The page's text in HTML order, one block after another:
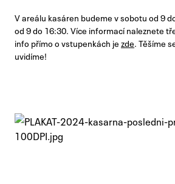
V areálu kasáren budeme v sobotu od 9
od 9 do 16:30. Více informací naleznete
info přímo o vstupenkách je zde. Těšíme
uvidíme!